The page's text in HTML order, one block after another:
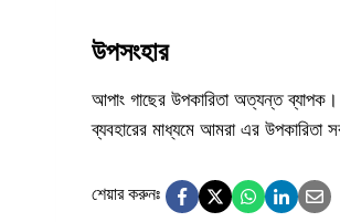
উপসংহার
আপাং গাছের উপকারিতা অত্যন্ত ব্যাপক।
ব্যবহারের মাধ্যমে আমরা এর উপকারিতা
শেয়ার করুনঃ